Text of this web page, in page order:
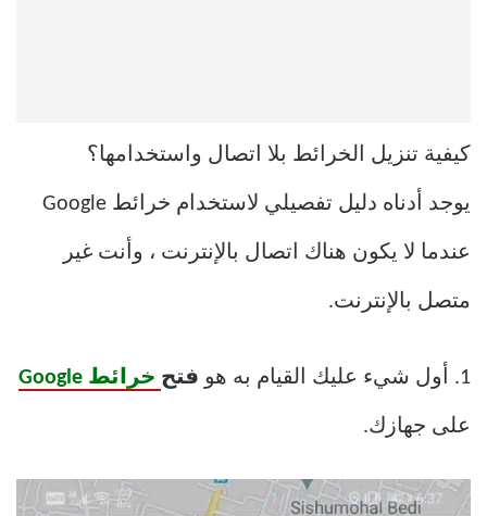
كيفية تنزيل الخرائط بلا اتصال واستخدامها؟
يوجد أدناه دليل تفصيلي لاستخدام خرائط Google
عندما لا يكون هناك اتصال بالإنترنت ، وأنت غير
متصل بالإنترنت.
1. أول شيء عليك القيام به هو فتح خرائط Google
على جهازك.